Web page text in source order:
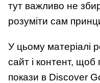
тут важливо не
розуміти сам
У цьому матеріалі
сайт і контент,
покази в Discover